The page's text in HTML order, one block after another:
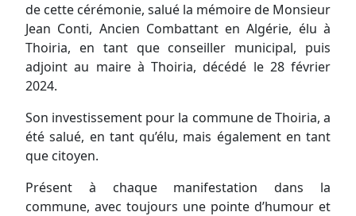
de cette cérémonie, salué la mémoire de Monsieur
Jean Conti, Ancien Combattant en Algérie, élu à
Thoiria, en tant que conseiller municipal, puis
adjoint au maire à Thoiria, décédé le 28 février
2024.
Son investissement pour la commune de Thoiria, a
été salué, en tant qu’élu, mais également en tant
que citoyen.
Présent à chaque manifestation dans la
commune, avec toujours une pointe d’humour et